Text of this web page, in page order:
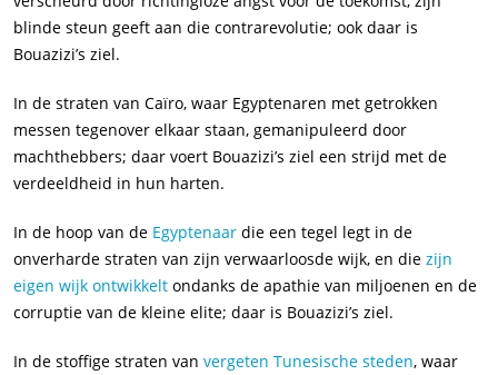
blinde steun geeft aan die contrarevolutie; ook daar is
Bouazizi’s ziel.
In de straten van Caïro, waar Egyptenaren met getrokken
messen tegenover elkaar staan, gemanipuleerd door
machthebbers; daar voert Bouazizi’s ziel een strijd met de
verdeeldheid in hun harten.
In de hoop van de Egyptenaar die een tegel legt in de
onverharde straten van zijn verwaarloosde wijk, en die zijn
eigen wijk ontwikkelt ondanks de apathie van miljoenen en de
corruptie van de kleine elite; daar is Bouazizi’s ziel.
In de stoffige straten van vergeten Tunesische steden, waar